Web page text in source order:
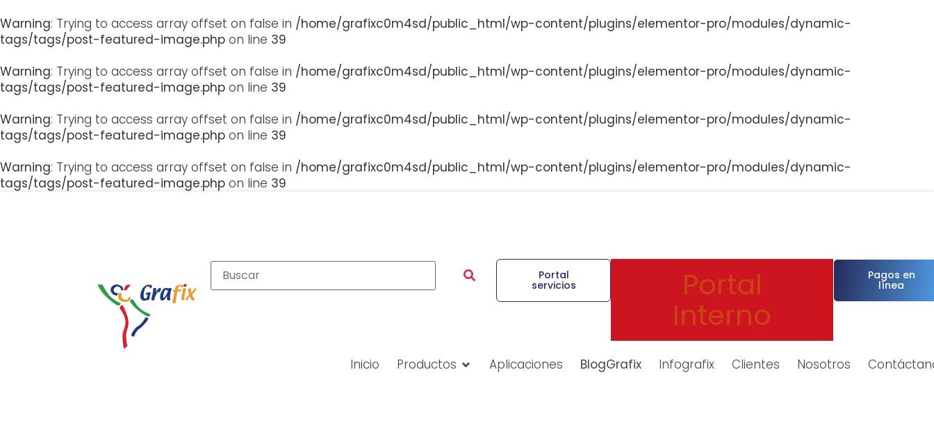
Warning: Trying to access array offset on false in /home/grafixc0m4sd/public_html/wp-content/plugins/elementor-pro/modules/dynamic-
tags/tags/post-featured-image.php on line 39
Warning: Trying to access array offset on false in /home/grafixc0m4sd/public_html/wp-content/plugins/elementor-pro/modules/dynamic-
tags/tags/post-featured-image.php on line 39
Warning: Trying to access array offset on false in /home/grafixc0m4sd/public_html/wp-content/plugins/elementor-pro/modules/dynamic-
tags/tags/post-featured-image.php on line 39
Warning: Trying to access array offset on false in /home/grafixc0m4sd/public_html/wp-content/plugins/elementor-pro/modules/dynamic-
tags/tags/post-featured-image.php on line 39
Portal
servicios Portal
Interno
Pagos en
línea
Inicio Productos Aplicaciones BlogGrafix Infografix Clientes Nosotros